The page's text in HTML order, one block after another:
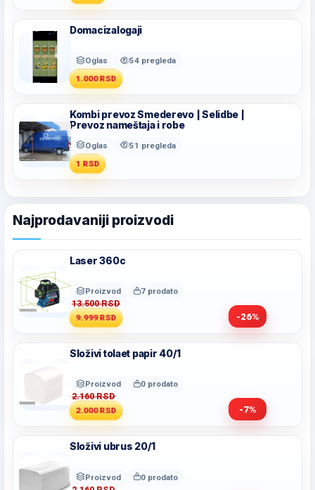
Domacizalogaji
Oglas 54 pregleda
1.000 RSD
Kombi prevoz Smederevo | Selidbe |
Prevoz nameštaja i robe
Oglas 51 pregleda
1 RSD
Najprodavaniji proizvodi
Laser 360c
Proizvod
7 prodato
13.500 RSD
9.999 RSD -26%
Složivi tolaet papir 40/1
Proizvod
0 prodato
2.160 RSD
2.000 RSD -7%
Složivi ubrus 20/1
Proizvod
0 prodato